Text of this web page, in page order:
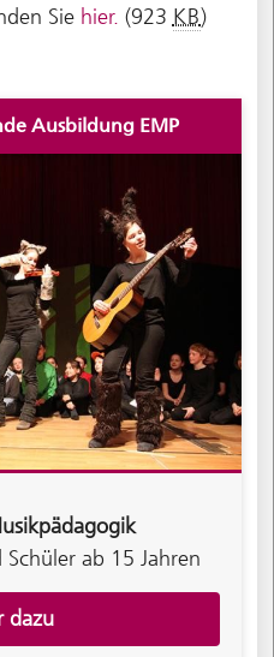
Sie hier. (923 KB)
Ausbildung EMP
ab 15 Jahren
dazu